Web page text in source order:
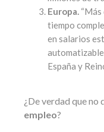
Europa.
tiempo
en salarios
España y
¿De verdad que no
empleo?